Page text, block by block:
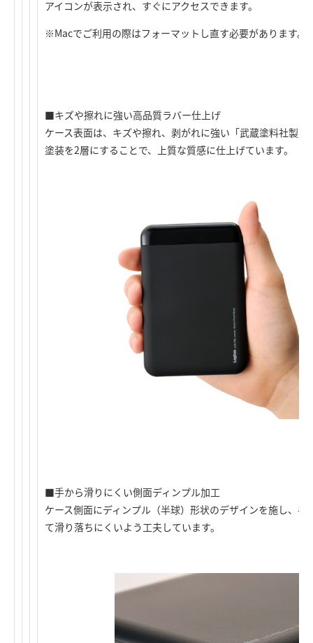
アイコンが表示され、すぐにアクセスできます。
※Macでご利用の際はフォーマットし直す必要があります。
■キズや擦れに強い高品質ラバー仕上げ
ケース表面は、キズや擦れ、剥がれに強い「武蔵塗料社製
塗装を2層にすることで、上質な質感に仕上げています。
■手から滑りにくい側面ディンプル加工
ケース側面にディンプル（半球）形状のデザインを施し、
て滑り落ちにくいよう工夫しています。